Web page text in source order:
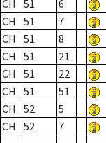
CH 51 6
CH
51 7
CH
51 8
CH
51 21
CH
51 22
CH
51 51
CH
52 5
CH
52 7